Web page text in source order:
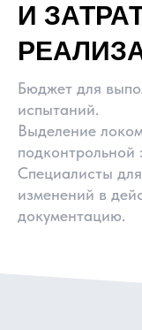
И
Бюджет для
испытаний.
Выделение
подконтрольной
Специалисты
изменений в
документацию.